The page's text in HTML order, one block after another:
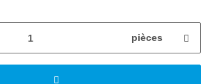
pièces